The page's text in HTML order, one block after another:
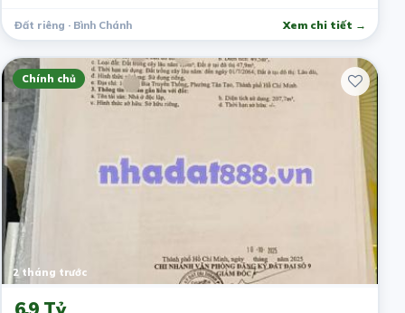
Đất riêng · Bình Chánh Xem chi tiết →
Chính chủ
2 tháng trước